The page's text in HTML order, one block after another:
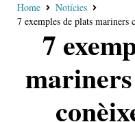
Home
Notícies
7 exemples de plats mariners
7